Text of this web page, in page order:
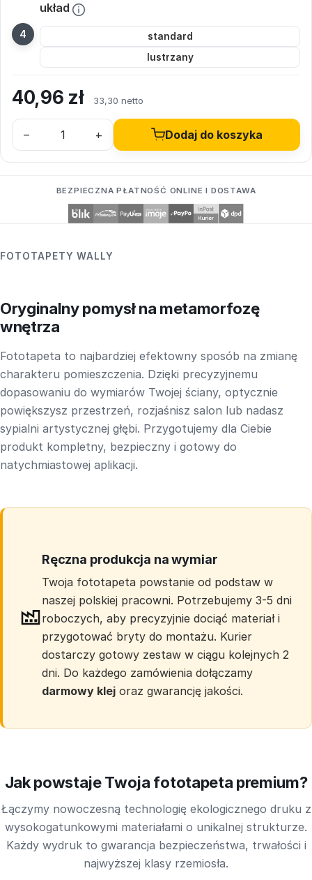
układ
standard
lustrzany
40,96 zł 33,30 netto
– + Dodaj do koszyka
BEZPIECZNA PŁATNOŚĆ ONLINE I DOSTAWA
FOTOTAPETY WALLY
Oryginalny pomysł na metamorfozę
wnętrza
Fototapeta to najbardziej efektowny sposób na zmianę
charakteru pomieszczenia. Dzięki precyzyjnemu
dopasowaniu do wymiarów Twojej ściany, optycznie
powiększysz przestrzeń, rozjaśnisz salon lub nadasz
sypialni artystycznej głębi. Przygotujemy dla Ciebie
produkt kompletny, bezpieczny i gotowy do
natychmiastowej aplikacji.
Ręczna produkcja na wymiar
Twoja fototapeta powstanie od podstaw w
naszej polskiej pracowni. Potrzebujemy 3-5 dni
roboczych, aby precyzyjnie dociąć materiał i
przygotować bryty do montażu. Kurier
dostarczy gotowy zestaw w ciągu kolejnych 2
dni. Do każdego zamówienia dołączamy
darmowy klej oraz gwarancję jakości.
Jak powstaje Twoja fototapeta premium?
Łączymy nowoczesną technologię ekologicznego druku z
wysokogatunkowymi materiałami o unikalnej strukturze.
Każdy wydruk to gwarancja bezpieczeństwa, trwałości i
najwyższej klasy rzemiosła.